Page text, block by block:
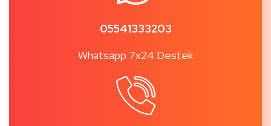
05541333203
Whatsapp 7x24 Destek